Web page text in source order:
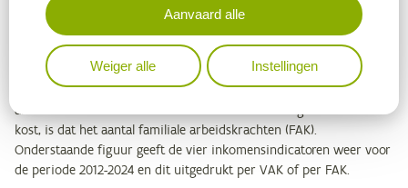
deel worden de indicatoren daarom eveneens uitgedrukt per deler.
Hierbij ligt de klemtoon op arbeid als belangrijke productiefactor.
Voor hetfactorinkomenwaarbij zowel de vergoeding voor externe
als interne (eigen) arbeid nog niet in rekening gebracht is, geldt
het aantal voltijdse arbeidskrachten (VAK) als deler. Voor de drie
andere indicatoren waar de externe arbeid al meegenomen is als
kost, is dat het aantal familiale arbeidskrachten (FAK).
Onderstaande figuur geeft de vier inkomensindicatoren weer voor
de periode 2012-2024 en dit uitgedrukt per VAK of per FAK.
Aanvaard alle
Weiger alle Instellingen